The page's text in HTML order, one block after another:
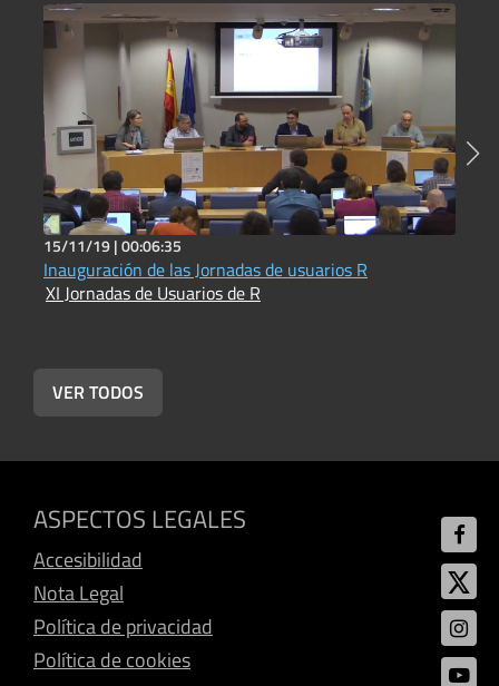
15/11/19 |00:06:35
Inauguración de las Jornadas de usuarios R
XI Jornadas de Usuarios de R
VER TODOS
ASPECTOS LEGALES
Accesibilidad
Nota Legal
Política de privacidad
Política de cookies